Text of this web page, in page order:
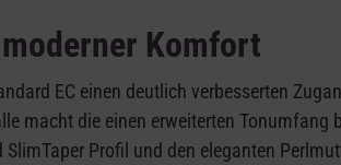
Komfort
EC einen deutlich verbesserten
macht die einen erweiterten Tonumfang
Profil und den eleganten